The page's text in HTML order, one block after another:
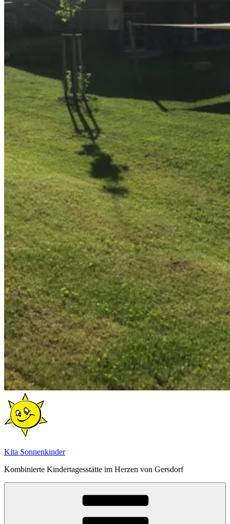
Kita Sonnenkinder
Kombinierte Kindertagesstätte im Herzen von Gersdorf